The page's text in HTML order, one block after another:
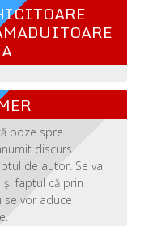
poze spre
discurs
de autor. Se va
faptul că prin
se vor aduce